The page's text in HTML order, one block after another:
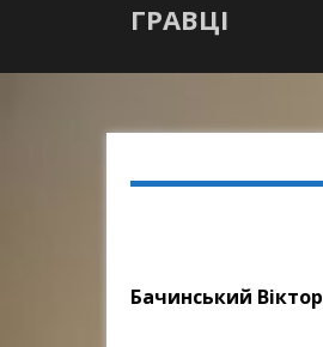
ГРАВЦІ
Бачинський Віктор